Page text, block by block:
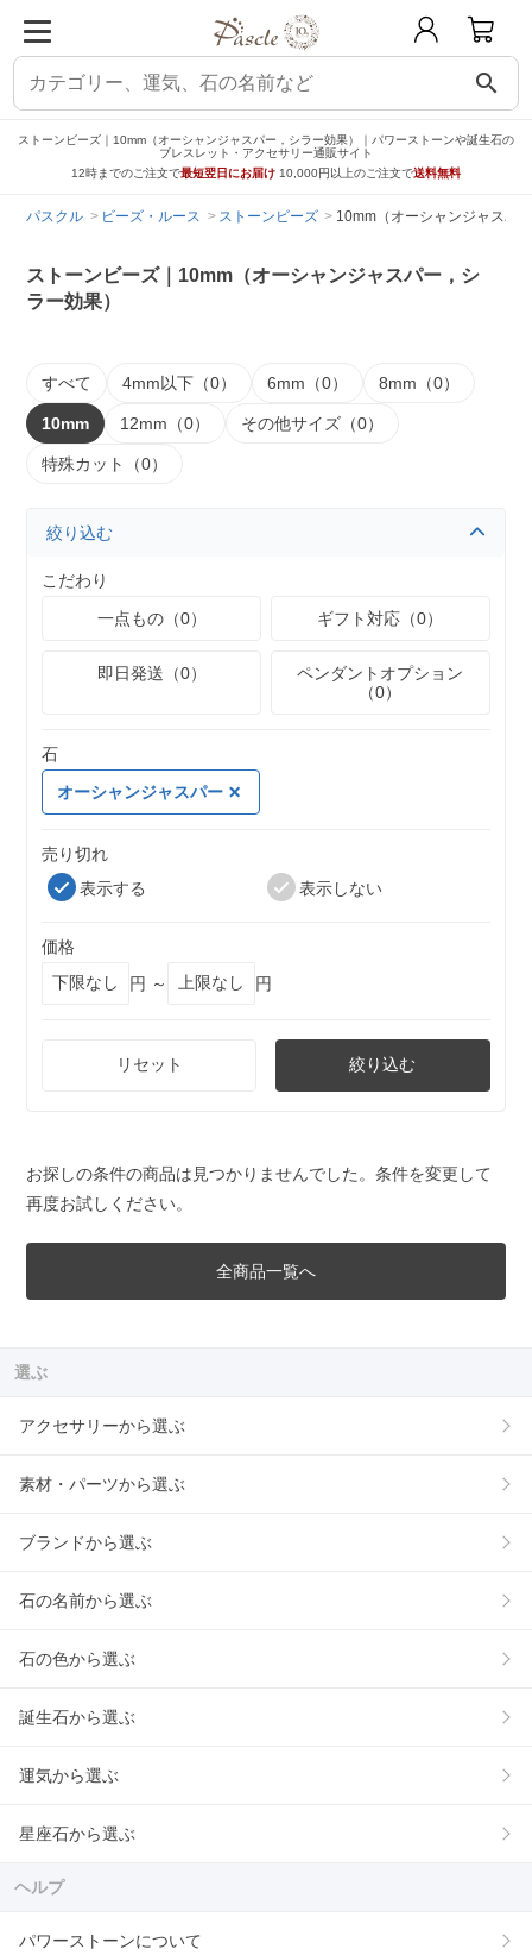
search
ストーンビーズ｜10mm（オーシャンジャスパー，シラー効果）｜パワーストーンや誕生石の
ブレスレット・アクセサリー通販サイト
12時までのご注文で最短翌日にお届け 10,000円以上のご注文で送料無料
パスクル ビーズ・ルース ストーンビーズ 10mm（オーシャンジャスパ
ストーンビーズ｜10mm（オーシャンジャスパー，シ
ラー効果）
すべて 4mm以下（0） 6mm（0） 8mm（0）
10mm 12mm（0） その他サイズ（0）
特殊カット（0）
絞り込む
こだわり
一点もの（0）
ギフト対応（0）
即日発送（0）
ペンダントオプション
（0）
石
オーシャンジャスパー
売り切れ
表示する
表示しない
価格
円 ～
円
リセット 絞り込む
お探しの条件の商品は見つかりませんでした。条件を変更して
再度お試しください。
全商品一覧へ
選ぶ
アクセサリーから選ぶ
素材・パーツから選ぶ
ブランドから選ぶ
石の名前から選ぶ
石の色から選ぶ
誕生石から選ぶ
運気から選ぶ
星座石から選ぶ
ヘルプ
パワーストーンについて